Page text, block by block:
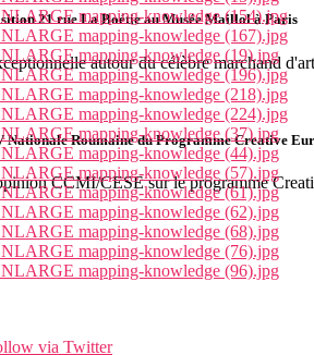
21 rue La Boétie au Musée Maillol à Paris
autour du célèbre marchand
Nationale Roumaine du Programme Creative
CCMI/CESE sur le programme
via Twitter